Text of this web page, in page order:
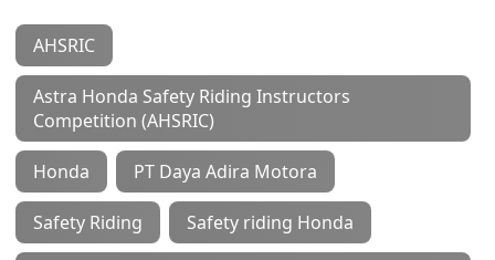
AHSRIC
Astra Honda Safety Riding Instructors
Competition (AHSRIC)
Honda PT Daya Adira Motora
Safety Riding Safety riding Honda